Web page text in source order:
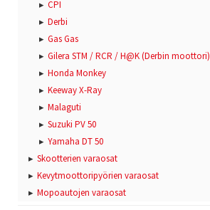
CPI
Derbi
Gas Gas
Gilera STM / RCR / H@K (Derbin moottori)
Honda Monkey
Keeway X-Ray
Malaguti
Suzuki PV 50
Yamaha DT 50
Skootterien varaosat
Kevytmoottoripyörien varaosat
Mopoautojen varaosat